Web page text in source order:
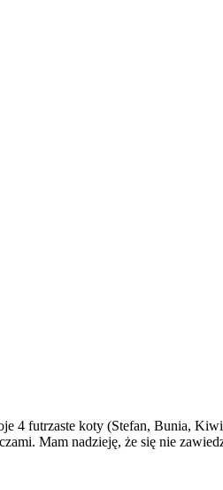
4 futrzaste koty (Stefan, Bunia,
Mam nadzieję, że się nie